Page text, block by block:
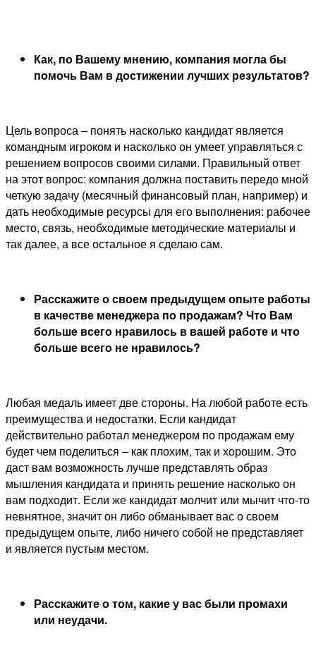
Как, по Вашему мнению, компания могла бы
помочь Вам в достижении лучших результатов?
Цель вопроса – понять насколько кандидат является
командным игроком и насколько он умеет управляться с
решением вопросов своими силами. Правильный ответ
на этот вопрос: компания должна поставить передо мной
четкую задачу (месячный финансовый план, например) и
дать необходимые ресурсы для его выполнения: рабочее
место, связь, необходимые методические материалы и
так далее, а все остальное я сделаю сам.
Расскажите о своем предыдущем опыте работы
в качестве менеджера по продажам? Что Вам
больше всего нравилось в вашей работе и что
больше всего не нравилось?
Любая медаль имеет две стороны. На любой работе есть
преимущества и недостатки. Если кандидат
действительно работал менеджером по продажам ему
будет чем поделиться – как плохим, так и хорошим. Это
даст вам возможность лучше представлять образ
мышления кандидата и принять решение насколько он
вам подходит. Если же кандидат молчит или мычит что-то
невнятное, значит он либо обманывает вас о своем
предыдущем опыте, либо ничего собой не представляет
и является пустым местом.
Расскажите о том, какие у вас были промахи
или неудачи.